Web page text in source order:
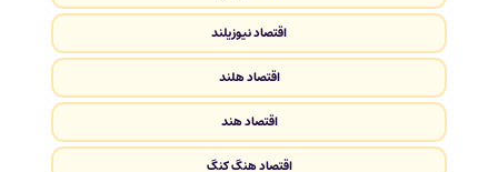
اقتصاد نیوزیلند
اقتصاد هلند
اقتصاد هند
اقتصاد هنگ کنگ